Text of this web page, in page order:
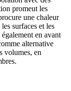
promeut les
une chaleur
surfaces et les
en avant
alternative
volumes, en